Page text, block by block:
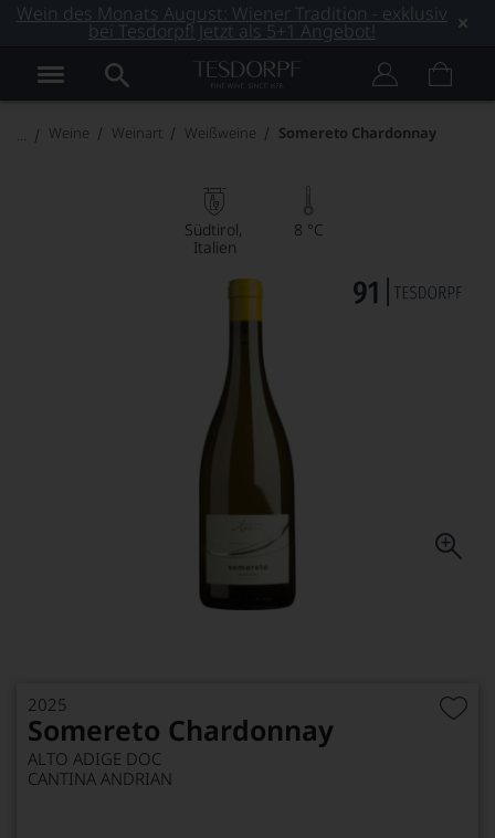
Wein des Monats August: Wiener Tradition - exklusiv
bei Tesdorpf! Jetzt als 5+1 Angebot!
Weine Weinart Weißweine Somereto Chardonnay
Südtirol
Italien
8 °C
2025
Somereto Chardonnay
ALTO ADIGE DOC
CANTINA ANDRIAN